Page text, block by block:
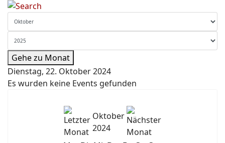
Gehe zu Monat
Dienstag, 22. Oktober 2024
Es wurden keine Events gefunden
Oktober
2024